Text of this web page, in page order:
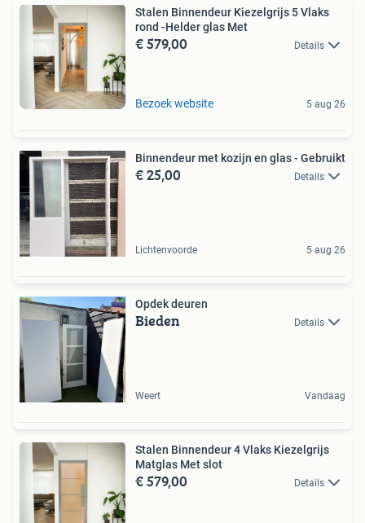
Stalen Binnendeur Kiezelgrijs 5 Vlaks
rond -Helder glas Met
€ 579,00 Details
Bezoek website 5 aug 26
Binnendeur met kozijn en glas - Gebruikt
€ 25,00 Details
Lichtenvoorde 5 aug 26
Opdek deuren
Bieden Details
Weert Vandaag
Stalen Binnendeur 4 Vlaks Kiezelgrijs
Matglas Met slot
€ 579,00 Details